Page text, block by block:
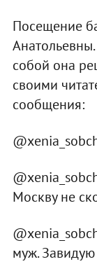
Посещение
собой она
своими
сообщения:
Москву не
муж.